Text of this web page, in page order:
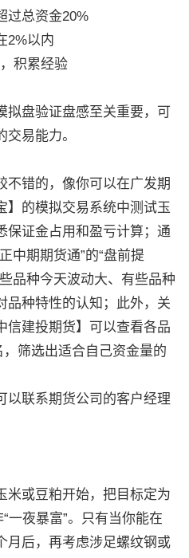
过总资金20%
2%以内
积累经验
拟盘验证盘感至关重要，可
易能力。
不错的，像你可以在广发期
】的模拟交易系统中测试玉
保证金占用和盈亏计算；通
中期期货通”的“盘前提
品种今天波动大、有些品种
品种特性的认知；此外，关
信建投期货】可以查看各品
，筛选出适合自己资金量的
以联系期货公司的客户经理
米或豆粕开始，把目标定为
一夜暴富”。只有当你能在
月后，再考虑涉足螺纹钢或